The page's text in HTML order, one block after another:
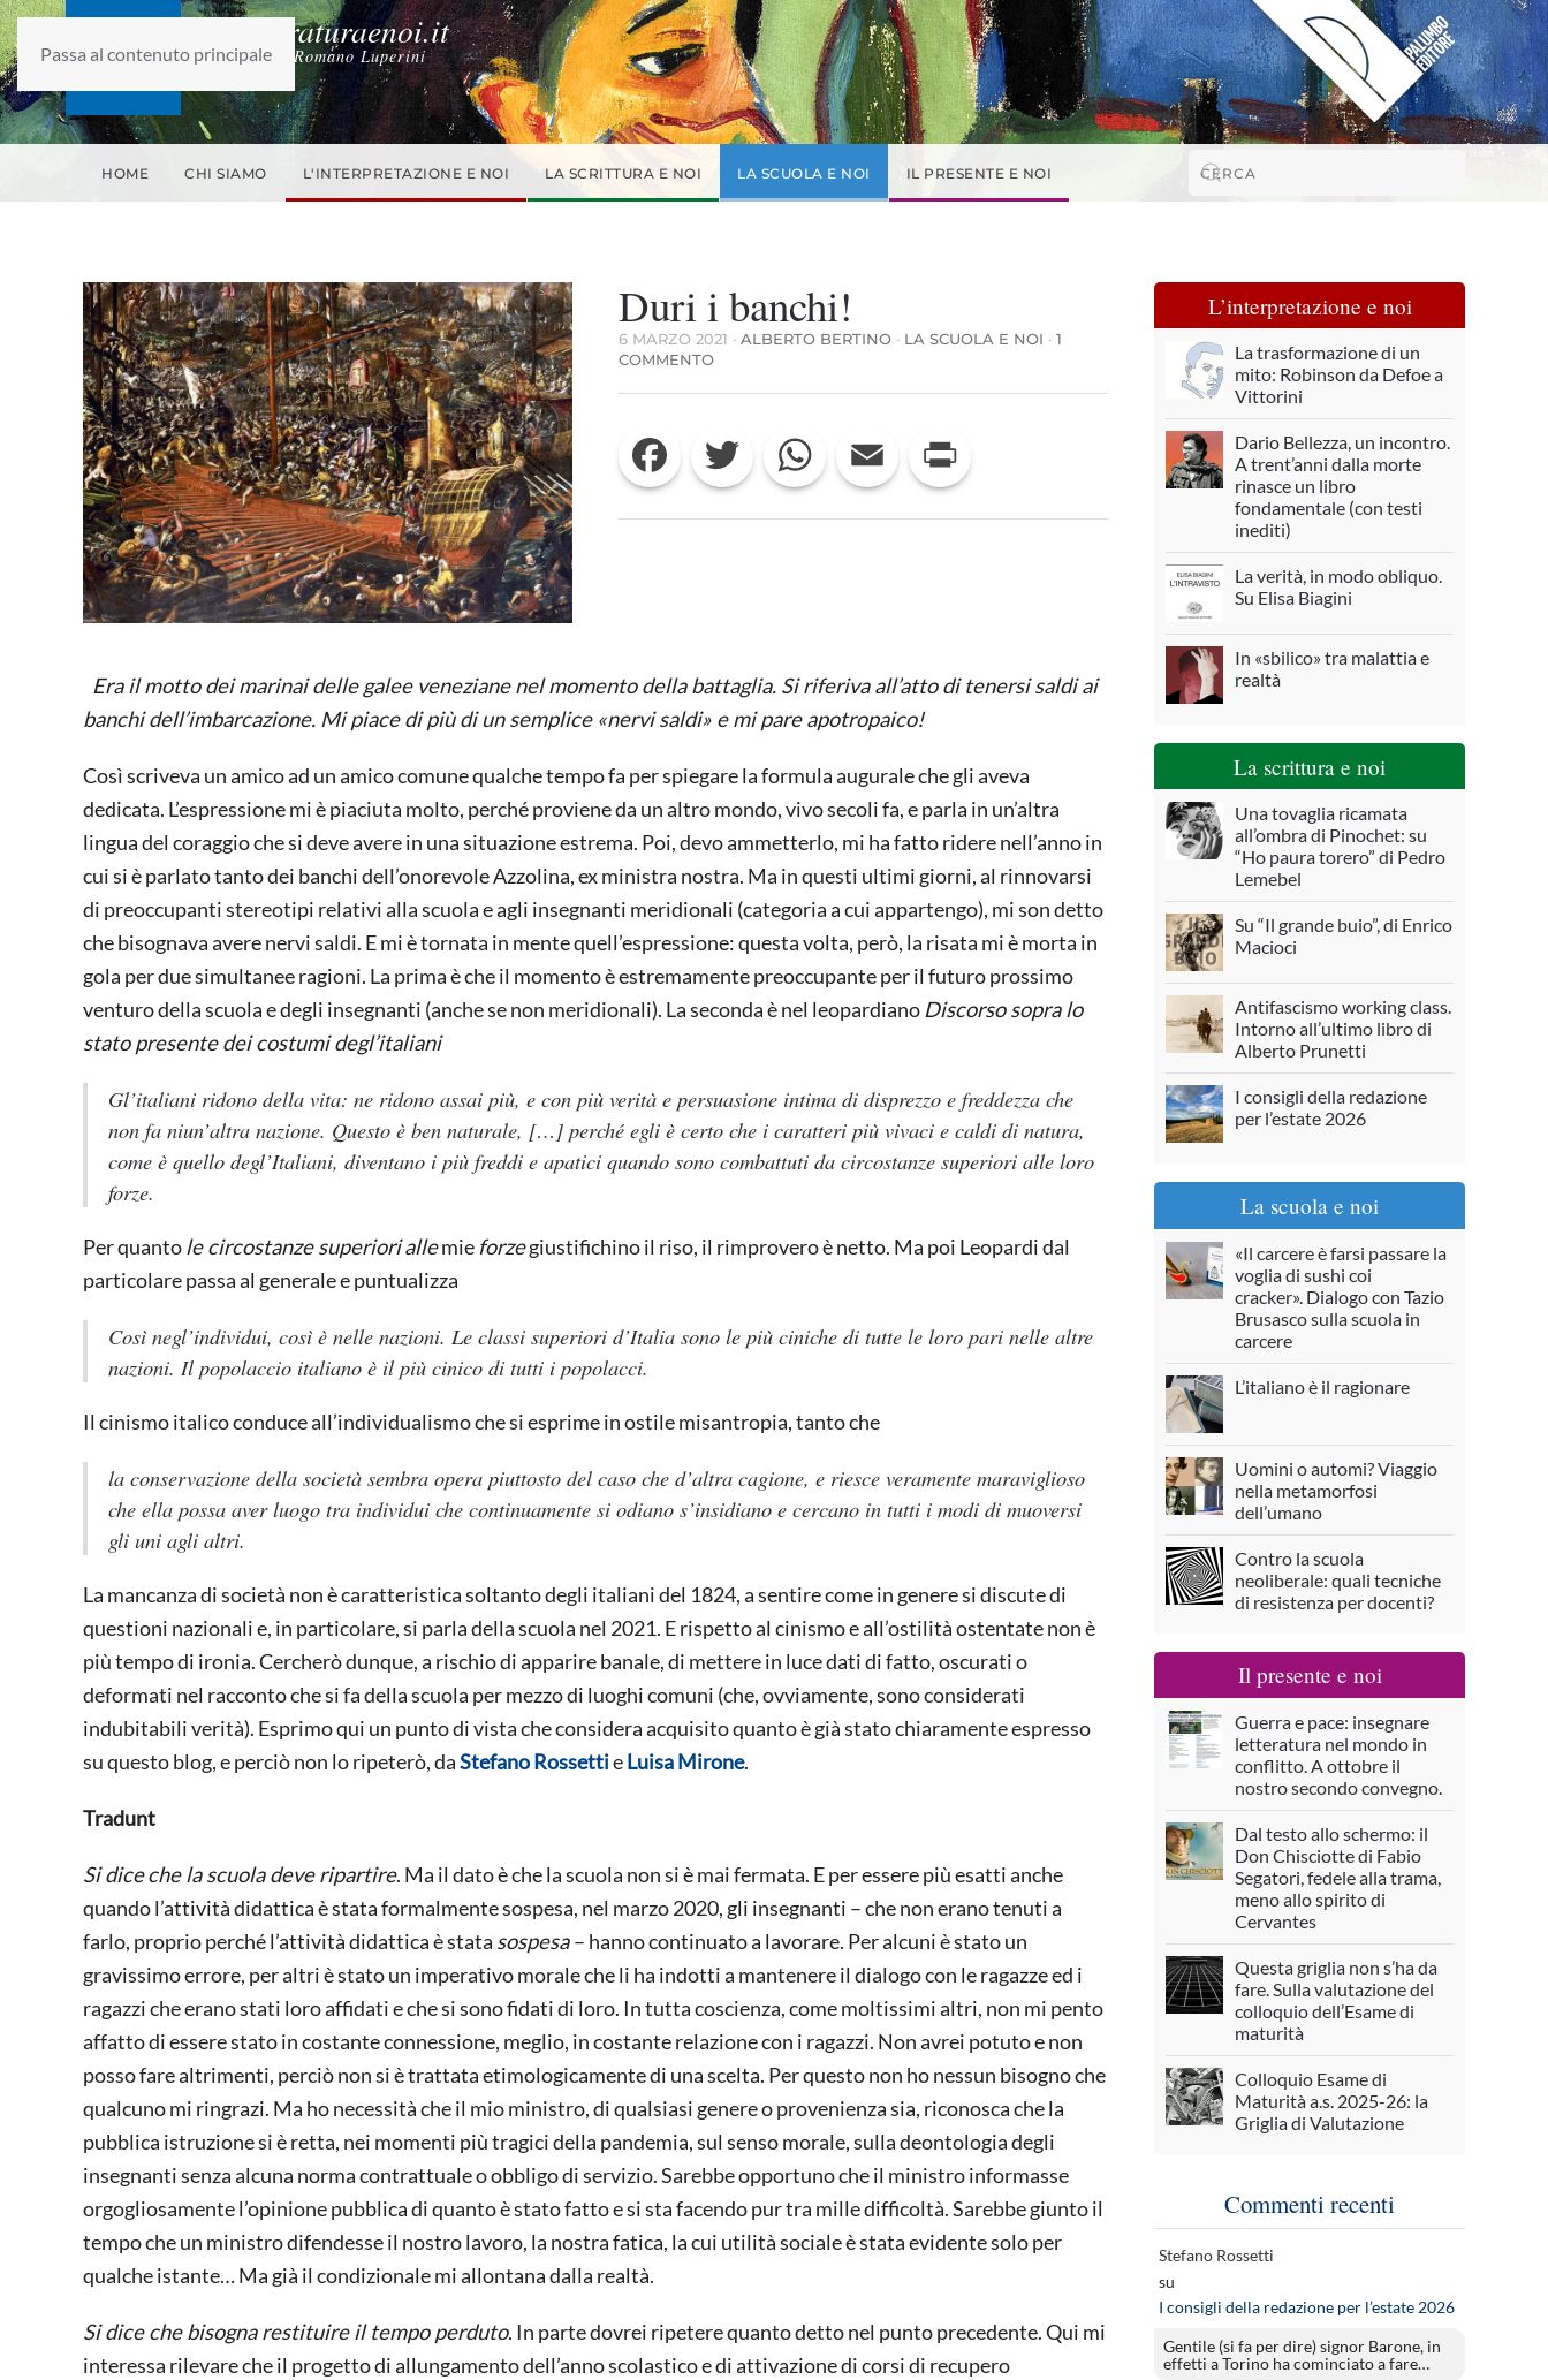
Passa al contenuto principale
laletteraturaenoi.it
fondato da Romano Luperini
HOME CHI SIAMO L'INTERPRETAZIONE E NOI LA SCRITTURA E NOI LA SCUOLA E NOI IL PRESENTE E NOI
Duri i banchi!
6 MARZO 2021 · ALBERTO BERTINO · LA SCUOLA E NOI · 1
COMMENTOSU
I
Facebook Twitter WhatsApp Email
Era il motto dei marinai delle galee veneziane nel momento della battaglia. Si riferiva all’atto di tenersi saldi ai
banchi dell’imbarcazione. Mi piace di più di un semplice «nervi saldi» e mi pare apotropaico!
Così scriveva un amico ad un amico comune qualche tempo fa per spiegare la formula augurale che gli aveva
dedicata. L’espressione mi è piaciuta molto, perché proviene da un altro mondo, vivo secoli fa, e parla in un’altra
lingua del coraggio che si deve avere in una situazione estrema. Poi, devo ammetterlo, mi ha fatto ridere nell’anno in
cui si è parlato tanto dei banchi dell’onorevole Azzolina, ex ministra nostra. Ma in questi ultimi giorni, al rinnovarsi
di preoccupanti stereotipi relativi alla scuola e agli insegnanti meridionali (categoria a cui appartengo), mi son detto
che bisognava avere nervi saldi. E mi è tornata in mente quell’espressione: questa volta, però, la risata mi è morta in
gola per due simultanee ragioni. La prima è che il momento è estremamente preoccupante per il futuro prossimo
venturo della scuola e degli insegnanti (anche se non meridionali). La seconda è nel leopardiano Discorso sopra lo
stato presente dei costumi degl’italiani
Gl’italiani ridono della vita: ne ridono assai più, e con più verità e persuasione intima di disprezzo e freddezza che
non fa niun’altra nazione. Questo è ben naturale, […] perché egli è certo che i caratteri più vivaci e caldi di natura,
come è quello degl’Italiani, diventano i più freddi e apatici quando sono combattuti da circostanze superiori alle loro
forze.
Per quanto le circostanze superioriallemie forzegiustifichino il riso, il rimprovero è netto. Ma poi Leopardi dal
particolare passa al generale e puntualizza
Così negl’individui, così è nelle nazioni. Le classi superiori d’Italia sono le più ciniche di tutte le loro pari nelle altre
nazioni. Il popolaccio italiano è il più cinico di tutti i popolacci.
Il cinismo italico conduce all’individualismo che si esprime in ostile misantropia, tanto che
la conservazione della società sembra opera piuttosto del caso che d’altra cagione, e riesce veramente maraviglioso
che ella possa aver luogo tra individui che continuamente si odiano s’insidiano e cercano in tutti i modi di muoversi
gli uni agli altri.
La mancanza di società non è caratteristica soltanto degli italiani del 1824, a sentire come in genere si discute di
questioni nazionali e, in particolare, si parla della scuola nel 2021. E rispetto al cinismo e all’ostilità ostentate non è
più tempo di ironia. Cercherò dunque, a rischio di apparire banale, di mettere in luce dati di fatto, oscurati o
deformati nel racconto che si fa della scuola per mezzo di luoghi comuni (che, ovviamente, sono considerati
indubitabili verità). Esprimo qui un punto di vista che considera acquisito quanto è già stato chiaramente espresso
su questo blog, e perciò non lo ripeterò, daStefano RossettieLuisa Mirone.
Tradunt
Si diceche la scuola deve ripartire. Ma il dato è che la scuola non si è mai fermata. E per essere più esatti anche
quando l’attività didattica è stata formalmente sospesa, nel marzo 2020, gli insegnanti – che non erano tenuti a
farlo, proprio perché l’attività didattica è stata sospesa– hanno continuato a lavorare. Per alcuni è stato un
gravissimo errore, per altri è stato un imperativo morale che li ha indotti a mantenere il dialogo con le ragazze ed i
ragazzi che erano stati loro affidati e che si sono fidati di loro. In tutta coscienza, come moltissimi altri, non mi pento
affatto di essere stato in costante connessione, meglio, in costante relazione con i ragazzi. Non avrei potuto e non
posso fare altrimenti, perciò non si è trattata etimologicamente di una scelta. Per questo non ho nessun bisogno che
qualcuno mi ringrazi. Ma ho necessità che il mio ministro, di qualsiasi genere o provenienza sia, riconosca che la
pubblica istruzione si è retta, nei momenti più tragici della pandemia, sul senso morale, sulla deontologia degli
insegnanti senza alcuna norma contrattuale o obbligo di servizio. Sarebbe opportuno che il ministro informasse
orgogliosamente l’opinione pubblica di quanto è stato fatto e si sta facendo pur tra mille difficoltà. Sarebbe giunto il
tempo che un ministro difendesse il nostro lavoro, la nostra fatica, la cui utilità sociale è stata evidente solo per
qualche istante… Ma già il condizionale mi allontana dalla realtà.
Si dice che bisogna restituire il tempo perduto. In parte dovrei ripetere quanto detto nel punto precedente. Qui mi
interessa rilevare che il progetto di allungamento dell’anno scolastico e di attivazione di corsi di recupero
L’interpretazione e noi
La trasformazione di un
mito: Robinson da Defoe a
Vittorini
Dario Bellezza, un incontro.
A trent’anni dalla morte
rinasce un libro
fondamentale (con testi
inediti)
La verità, in modo obliquo.
Su Elisa Biagini
In «sbilico» tra malattia e
realtà
La scrittura e noi
Una tovaglia ricamata
all’ombra di Pinochet: su
“Ho paura torero” di Pedro
Lemebel
Su “Il grande buio”, di Enrico
Macioci
Antifascismo working class.
Intorno all’ultimo libro di
Alberto Prunetti
I consigli della redazione
per l’estate 2026
La scuola e noi
«Il carcere è farsi passare la
voglia di sushi coi
cracker». Dialogo con Tazio
Brusasco sulla scuola in
carcere
L’italiano è il ragionare
Uomini o automi? Viaggio
nella metamorfosi
dell’umano
Contro la scuola
neoliberale: quali tecniche
di resistenza per docenti?
Il presente e noi
Guerra e pace: insegnare
letteratura nel mondo in
conflitto. A ottobre il
nostro secondo convegno.
Dal testo allo schermo: il
Don Chisciotte di Fabio
Segatori, fedele alla trama,
meno allo spirito di
Cervantes
Questa griglia non s’ha da
fare. Sulla valutazione del
colloquio dell’Esame di
maturità
Colloquio Esame di
Maturità a.s. 2025-26: la
Griglia di Valutazione
Commenti recenti
Stefano Rossetti
su
I consigli della redazione per l’estate 2026
Gentile (si fa per dire) signor Barone, in
effetti a Torino ha cominciato a fare…